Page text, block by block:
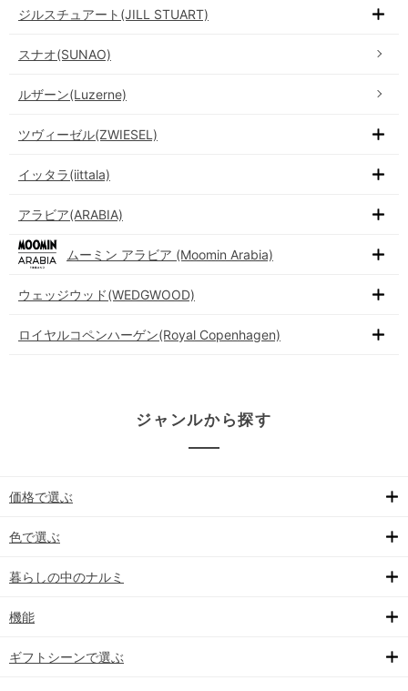
ジルスチュアート(JILL STUART)
スナオ(SUNAO)
ルザーン(Luzerne)
ツヴィーゼル(ZWIESEL)
イッタラ(iittala)
アラビア(ARABIA)
ムーミン アラビア (Moomin Arabia)
ウェッジウッド(WEDGWOOD)
ロイヤルコペンハーゲン(Royal Copenhagen)
ジャンルから探す
価格で選ぶ
色で選ぶ
暮らしの中のナルミ
機能
ギフトシーンで選ぶ